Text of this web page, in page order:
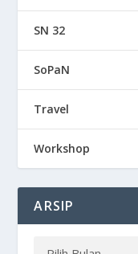
SN 32
SoPaN
Travel
Workshop
ARSIP